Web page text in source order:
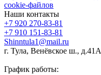
cookie-файлов
Наши контакты
+7 920 270-83-81
+7 910 151-83-81
Shinntula1@mail.ru
г. Тула, Венёвское ш., д.41А
График работы: